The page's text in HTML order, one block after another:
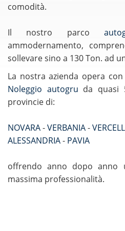
comodità.
Il nostro parco
ammodernamento,
sollevare sino a 130 Ton. ad
La nostra azienda opera
Noleggio autogru da quasi
provincie di:
NOVARA-VERBANIA-
ALESSANDRIA- PAVIA
offrendo anno dopo anno
massima professionalità.